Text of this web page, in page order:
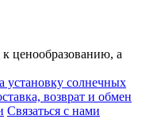
ценообразованию, а
установку солнечных
возврат и обмен
Связаться с нами